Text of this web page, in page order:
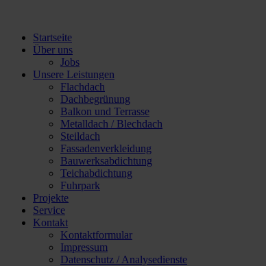
Startseite
Über uns
Jobs
Unsere Leistungen
Flachdach
Dachbegrünung
Balkon und Terrasse
Metalldach / Blechdach
Steildach
Fassadenverkleidung
Bauwerksabdichtung
Teichabdichtung
Fuhrpark
Projekte
Service
Kontakt
Kontaktformular
Impressum
Datenschutz / Analysedienste